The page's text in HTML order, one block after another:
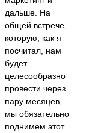
дальше. На
общей встрече,
которую, как я
посчитал, нам
будет
целесообразно
провести через
пару месяцев,
мы обязательно
поднимем этот